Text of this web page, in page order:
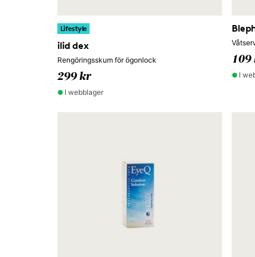
Lifestyle
ilid dex
Rengöringsskum för ögonlock
299 kr
I webblager
109
I